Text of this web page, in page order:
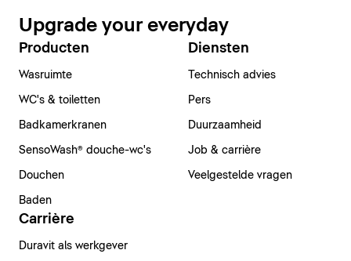
Upgrade your everyday
Producten
Wasruimte
WC's & toiletten
Badkamerkranen
SensoWash® douche-wc's
Douchen
Baden
Diensten
Technisch advies
Pers
Duurzaamheid
Job & carrière
Veelgestelde vragen
Carrière
Duravit als werkgever